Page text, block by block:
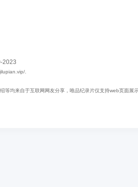
2023
.
等均来自于互联网网友分享，唯品纪录片仅支持web页面